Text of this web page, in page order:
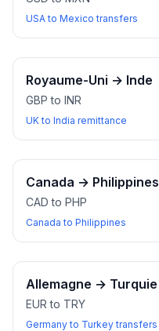
USA to Mexico transfers
Royaume-Uni → Inde
GBP to INR
UK to India remittance
Canada → Philippines
CAD to PHP
Canada to Philippines
Allemagne → Turquie
EUR to TRY
Germany to Turkey transfers